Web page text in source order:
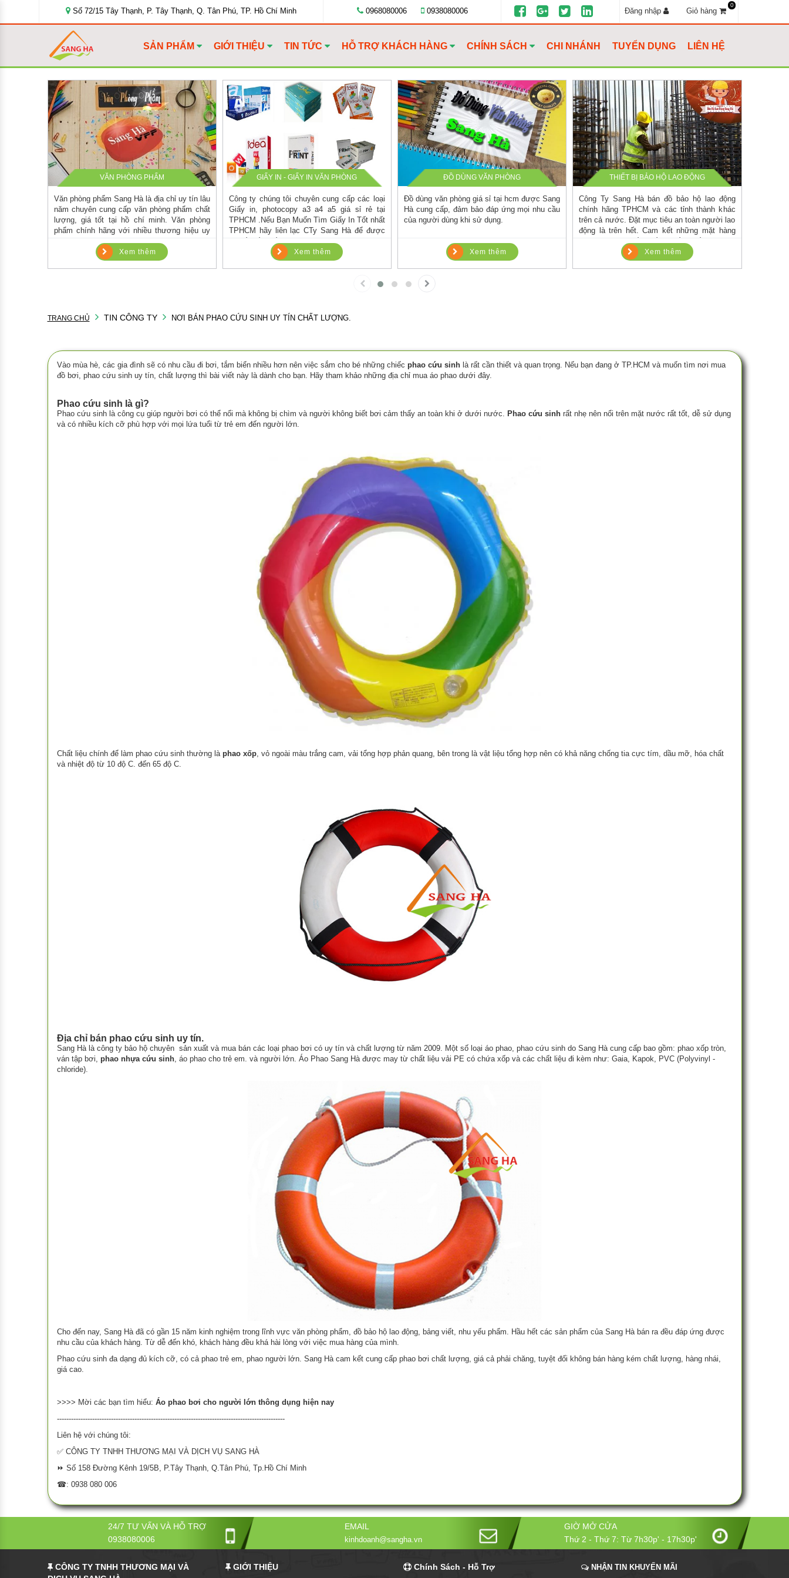
Số 72/15 Tây Thạnh, P. Tây Thạnh, Q. Tân Phú, TP. Hồ Chí Minh 0968080006 0938080006 Đăng nhập Giỏ hàng
0
SẢN PHẨM GIỚI THIỆU TIN TỨC HỖ TRỢ KHÁCH HÀNG CHÍNH SÁCH CHI NHÁNH TUYỂN DỤNG LIÊN HỆ
VĂN PHÒNG PHẨM
Văn phòng phẩm Sang Hà là địa chỉ uy tín lâu
năm chuyên cung cấp văn phòng phẩm chất
lượng, giá tốt tại hồ chí minh. Văn phòng
phẩm chính hãng với nhiều thương hiệu uy
Xem thêm
GIẤY IN - GIẤY IN VĂN PHÒNG
Công ty chúng tôi chuyên cung cấp các loại
Giấy in, photocopy a3 a4 a5 giá sỉ rẻ tại
TPHCM .Nếu Bạn Muốn Tìm Giấy In Tốt nhất
TPHCM hãy liên lạc CTy Sang Hà để được
tư vấn tốt nhất cho bạn.
Xem thêm
ĐỒ DÙNG VĂN PHÒNG
Đồ dùng văn phòng giá sỉ tại hcm được Sang
Hà cung cấp, đảm bảo đáp ứng mọi nhu cầu
của người dùng khi sử dụng.
Xem thêm
THIẾT BỊ BẢO HỘ LAO ĐỘNG
Công Ty Sang Hà bán đồ bảo hộ lao động
chính hãng TPHCM và các tỉnh thành khác
trên cả nước. Đặt mục tiêu an toàn người lao
động là trên hết. Cam kết những mặt hàng
bảo hộ giá rẻ tốt nhất, chiếc khấu cao khi
mua số lượng giá sỉ.Xem thêm
TRANG CHỦ TIN CÔNG TY NƠI BÁN PHAO CỨU SINH UY TÍN CHẤT LƯỢNG.
Vào mùa hè, các gia đình sẽ có nhu cầu đi bơi, tắm biển nhiều hơn nên việc sắm cho bé những chiếc phao cứu sinhlà rất cần thiết và quan trọng. Nếu bạn đang ở TP.HCM và muốn tìm nơi mua
đồ bơi, phao cứu sinh uy tín, chất lượng thì bài viết này là dành cho bạn. Hãy tham khảo những địa chỉ mua áo phao dưới đây.
Phao cứu sinh là gì?
Phao cứu sinh là công cụ giúp người bơi có thể nổi mà không bị chìm và người không biết bơi cảm thấy an toàn khi ở dưới nước. Phao cứu sinhrất nhẹ nên nổi trên mặt nước rất tốt, dễ sử dụng
và có nhiều kích cỡ phù hợp với mọi lứa tuổi từ trẻ em đến người lớn.
Chất liệu chính để làm phao cứu sinh thường là phao xốp, vỏ ngoài màu trắng cam, vải tổng hợp phản quang, bên trong là vật liệu tổng hợp nên có khả năng chống tia cực tím, dầu mỡ, hóa chất
và nhiệt độ từ 10 độ C. đến 65 độ C.
Địa chỉ bán phao cứu sinh uy tín.
Sang Hà là công ty bảo hộ chuyên sản xuất và mua bán các loại phao bơi có uy tín và chất lượng từ năm 2009. Một số loại áo phao, phao cứu sinh do Sang Hà cung cấp bao gồm: phao xốp tròn,
ván tập bơi, phao nhựa cứu sinh, áo phao cho trẻ em. và người lớn. Áo Phao Sang Hà được may từ chất liệu vải PE có chứa xốp và các chất liệu đi kèm như: Gaia, Kapok, PVC (Polyvinyl -
chloride).
Cho đến nay, Sang Hà đã có gần 15 năm kinh nghiệm trong lĩnh vực văn phòng phẩm, đồ bảo hộ lao động, bảng viết, nhu yếu phẩm. Hầu hết các sản phẩm của Sang Hà bán ra đều đáp ứng được
nhu cầu của khách hàng. Từ dễ đến khó, khách hàng đều khá hài lòng với việc mua hàng của mình.
Phao cứu sinh đa dạng đủ kích cỡ, có cả phao trẻ em, phao người lớn. Sang Hà cam kết cung cấp phao bơi chất lượng, giá cả phải chăng, tuyệt đối không bán hàng kém chất lượng, hàng nhái,
giá cao.
>>>> Mời các bạn tìm hiểu: Áo phao bơi cho người lớn thông dụng hiện nay
-------------------------------------------------------------------------------------------------
Liên hệ với chúng tôi:
✅ CÔNG TY TNHH THƯƠNG MẠI VÀ DỊCH VỤ SANG HÀ
⏩ Số 158 Đường Kênh 19/5B, P.Tây Thạnh, Q.Tân Phú, Tp.Hồ Chí Minh
☎: 0938 080 006
24/7 TƯ VẤN VÀ HỖ TRỢ
0938080006
EMAIL
kinhdoanh@sangha.vn
GIỜ MỞ CỬA
Thứ 2 - Thứ 7: Từ 7h30p' - 17h30p'
CÔNG TY TNHH THƯƠNG MẠI VÀ
GIỚI THIỆU Chính Sách - Hỗ Trợ NHẬN TIN KHUYẾN MÃI